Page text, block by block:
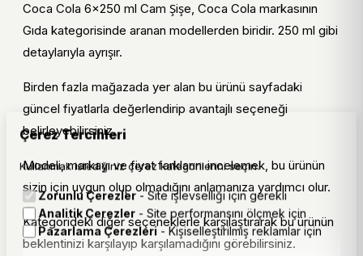
Coca Cola 6x250 ml Cam Şişe, Coca Cola markasının
Gıda kategorisinde aranan modellerden biridir. 250 ml gibi
detaylarıyla ayrışır.
Birden fazla mağazada yer alan bu ürünü sayfadaki
güncel fiyatlarla değerlendirip avantajlı seçeneği
belirleyebilirsiniz.
Modeli, markayı ve fiyat farklarını incelemek, bu ürünün
sizin için uygun olup olmadığını anlamanıza yardımcı olur.
Kategorideki diğer seçeneklerle karşılaştırarak bu ürünün
beklentinizi karşılayıp karşılamadığını görebilirsiniz.
Çerez Tercihleri
Kullanmak istediğiniz çerez kategorilerini seçin.
Zorunlu Çerezler- Site işlevselliği için gerekli
Analitik Çerezler - Site performansını ölçmek için
Pazarlama Çerezleri- Kişiselleştirilmiş reklamlar için